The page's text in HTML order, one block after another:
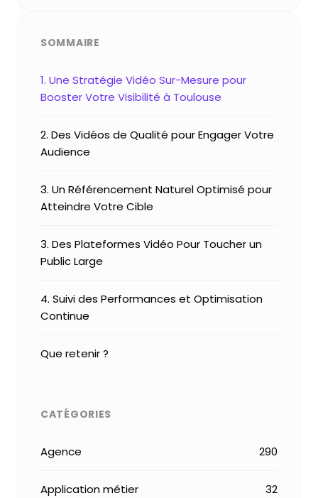
SOMMAIRE
1. Une Stratégie Vidéo Sur-Mesure pour
Booster Votre Visibilité à Toulouse
2. Des Vidéos de Qualité pour Engager Votre
Audience
3. Un Référencement Naturel Optimisé pour
Atteindre Votre Cible
3. Des Plateformes Vidéo Pour Toucher un
Public Large
4. Suivi des Performances et Optimisation
Continue
Que retenir ?
CATÉGORIES
Agence 290
Application métier 32